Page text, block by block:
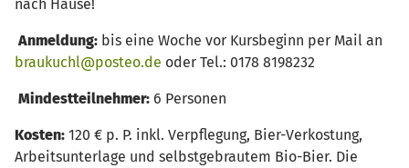
nach Hause!
Anmeldung: bis eine Woche vor Kursbeginn per Mail an
braukuchl@posteo.de oder Tel.: 0178 8198232
Mindestteilnehmer: 6 Personen
Kosten: 120 € p. P. inkl. Verpflegung, Bier-Verkostung,
Arbeitsunterlage und selbstgebrautem Bio-Bier. Die